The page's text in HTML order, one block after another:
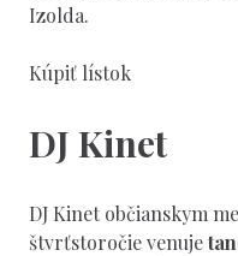
Izolda.
Kúpiť lístok
DJ Kinet
DJ Kinet občianskym
štvrťstoročie venuje